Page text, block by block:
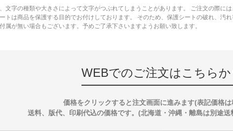
字の種類や大きさによって文字がつぶれてしまうことがあります。 ご注文の際には
は商品を保護する目的でお付けしております。 そのため、保護シートの破れ、汚れ
属が無い場合もございます。予めご了承下さいますようお願い致します。
WEBでのご注文はこちらか
価格をクリックすると注文画面に進みます(表記価格
送料、版代、印刷代込の価格です。(北海道・沖縄・離島は別途